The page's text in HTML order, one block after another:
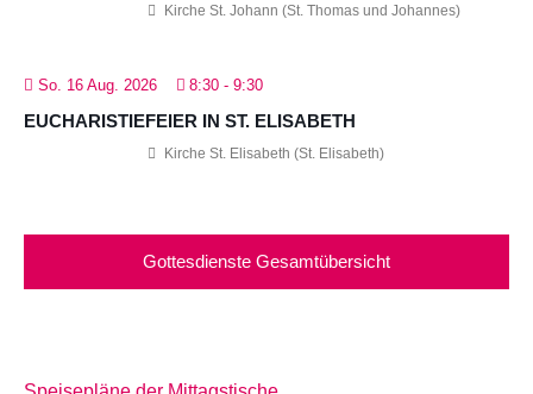
Kirche St. Johann (St. Thomas und Johannes)
So. 16 Aug. 2026 8:30 - 9:30
EUCHARISTIEFEIER IN ST. ELISABETH
Kirche St. Elisabeth (St. Elisabeth)
Gottesdienste Gesamtübersicht